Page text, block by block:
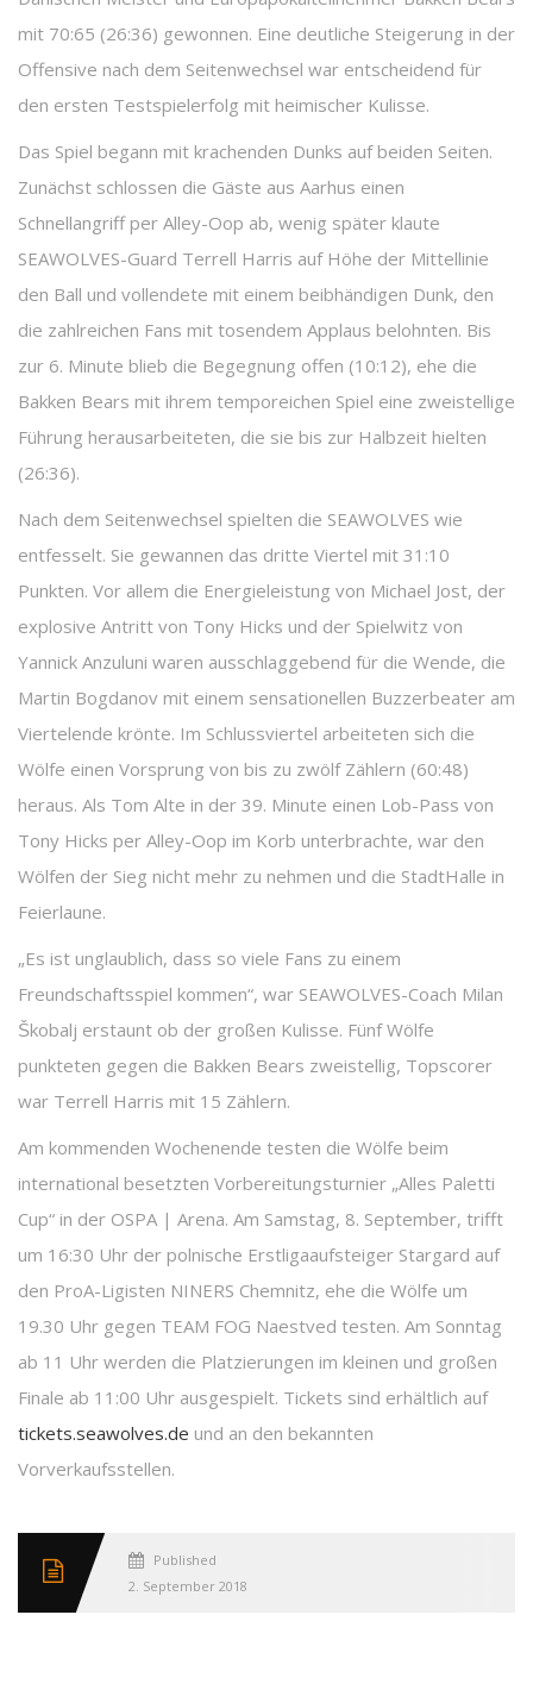
mit 70:65 (26:36) gewonnen. Eine deutliche Steigerung in der
Offensive nach dem Seitenwechsel war entscheidend für
den ersten Testspielerfolg mit heimischer Kulisse.
Das Spiel begann mit krachenden Dunks auf beiden Seiten.
Zunächst schlossen die Gäste aus Aarhus einen
Schnellangriff per Alley-Oop ab, wenig später klaute
SEAWOLVES-Guard Terrell Harris auf Höhe der Mittellinie
den Ball und vollendete mit einem beibhändigen Dunk, den
die zahlreichen Fans mit tosendem Applaus belohnten. Bis
zur 6. Minute blieb die Begegnung offen (10:12), ehe die
Bakken Bears mit ihrem temporeichen Spiel eine zweistellige
Führung herausarbeiteten, die sie bis zur Halbzeit hielten
(26:36).
Nach dem Seitenwechsel spielten die SEAWOLVES wie
entfesselt. Sie gewannen das dritte Viertel mit 31:10
Punkten. Vor allem die Energieleistung von Michael Jost, der
explosive Antritt von Tony Hicks und der Spielwitz von
Yannick Anzuluni waren ausschlaggebend für die Wende, die
Martin Bogdanov mit einem sensationellen Buzzerbeater am
Viertelende krönte. Im Schlussviertel arbeiteten sich die
Wölfe einen Vorsprung von bis zu zwölf Zählern (60:48)
heraus. Als Tom Alte in der 39. Minute einen Lob-Pass von
Tony Hicks per Alley-Oop im Korb unterbrachte, war den
Wölfen der Sieg nicht mehr zu nehmen und die StadtHalle in
Feierlaune.
„Es ist unglaublich, dass so viele Fans zu einem
Freundschaftsspiel kommen“, war SEAWOLVES-Coach Milan
Škobalj erstaunt ob der großen Kulisse. Fünf Wölfe
punkteten gegen die Bakken Bears zweistellig, Topscorer
war Terrell Harris mit 15 Zählern.
Am kommenden Wochenende testen die Wölfe beim
international besetzten Vorbereitungsturnier „Alles Paletti
Cup“ in der OSPA | Arena. Am Samstag, 8. September, trifft
um 16:30 Uhr der polnische Erstligaaufsteiger Stargard auf
den ProA-Ligisten NINERS Chemnitz, ehe die Wölfe um
19.30 Uhr gegen TEAM FOG Naestved testen. Am Sonntag
ab 11 Uhr werden die Platzierungen im kleinen und großen
Finale ab 11:00 Uhr ausgespielt. Tickets sind erhältlich auf
tickets.seawolves.de und an den bekannten
Vorverkaufsstellen.
Published
2. September 2018